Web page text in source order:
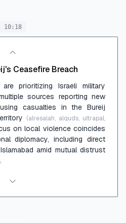
10:18
Ceasefire Breach
prioritizing Israeli military
sources reporting new
casualties in the Bureij
(alresalah, alquds, ultrapal,
on local violence coincides
diplomacy, including direct
amid mutual distrust
.